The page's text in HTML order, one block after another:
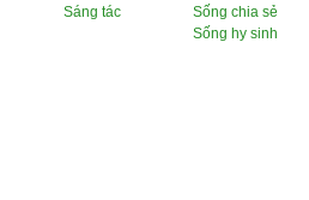
Sáng tác
Sống chia sẻ
Sống hy sinh